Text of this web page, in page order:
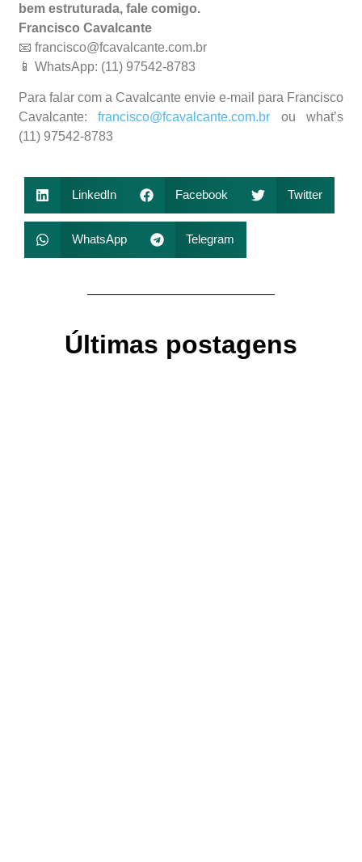
bem estruturada, fale comigo.
Francisco Cavalcante
📧 francisco@fcavalcante.com.br
📱 WhatsApp: (11) 97542-8783
Para falar com a Cavalcante envie e-mail para Francisco
Cavalcante:francisco@fcavalcante.com.br ou what’s
(11) 97542-8783
LinkedIn Facebook Twitter
WhatsApp Telegram
Últimas postagens